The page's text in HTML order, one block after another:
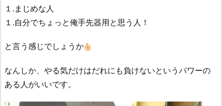
１.まじめな人
１.自分でちょっと俺手先器用と思う人！
と言う感じでしょうか
なんしか、やる気だけはだれにも負けないというパワーの
ある人がいいです。